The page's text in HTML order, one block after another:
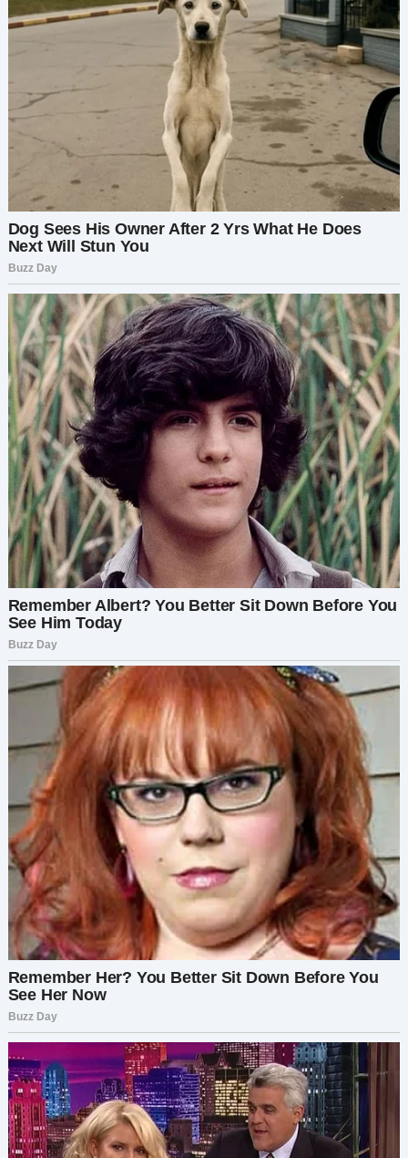
— Хорошо, Каролина, — ответил он, сжав мою
руку. — Начинай сейчас, а через год я
присоединюсь. К тому времени мы выплатим
ипотеку, и я смогу внести свою долю.
Я тогда и подумать не могла, что однажды всё
это обернётся не так, как я себе представляла.
Когда Анжела закончила школу, я должна была
быть внимательнее.
— Ты уверена, что не хочешь, чтобы я помогла
тебе с подачей заявлений в университет? —
спросила я её как-то, пока мы ходили по
супермаркету.
— Мам, да! Я справлюсь сама. Но спасибо, что
предложила.
Анжела всегда была целеустремлённой и
ответственной. Я доверяла ей. Она даже
обещала показать мне эссе, которое писала
для поступления. А потом однажды вошла в
мою спальню и попросила перевести ей всю
сумму с накопительного счёта.
— Конечно, милая, — сказала я. — Сегодня же
схожу в банк и всё улажу.
— Спасибо, мам! Ты у меня лучшая!
Теперь я понимаю — это и была моя первая
ошибка.
Недавно я столкнулась в торговом центре с её
одноклассницей Татьяной и её мамой. Они обе
учились в той же школе, а теперь, как я думала,
— в одном университете с Анжелой.
— Как там моя девочка? — спросила я у Татьяны,
пока она рассматривала платье.
— Простите? — удивлённо переспросила она.
— Ну… Анжела. Она ведь говорила, что приедет
домой только в конце семестра, я давно её не
видела.
— Каролина, я не знаю. Мы с ней встречались
пару раз перед тем, как я уехала в университет,